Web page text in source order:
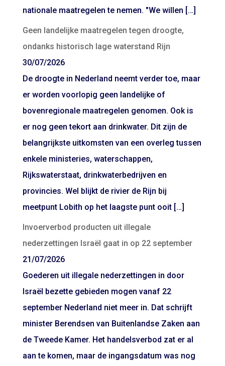
nationale maatregelen te nemen. "We willen […]
Geen landelijke maatregelen tegen droogte,
ondanks historisch lage waterstand Rijn
30/07/2026
De droogte in Nederland neemt verder toe, maar
er worden voorlopig geen landelijke of
bovenregionale maatregelen genomen. Ook is
er nog geen tekort aan drinkwater. Dit zijn de
belangrijkste uitkomsten van een overleg tussen
enkele ministeries, waterschappen,
Rijkswaterstaat, drinkwaterbedrijven en
provincies. Wel blijkt de rivier de Rijn bij
meetpunt Lobith op het laagste punt ooit […]
Invoerverbod producten uit illegale
nederzettingen Israël gaat in op 22 september
21/07/2026
Goederen uit illegale nederzettingen in door
Israël bezette gebieden mogen vanaf 22
september Nederland niet meer in. Dat schrijft
minister Berendsen van Buitenlandse Zaken aan
de Tweede Kamer. Het handelsverbod zat er al
aan te komen, maar de ingangsdatum was nog